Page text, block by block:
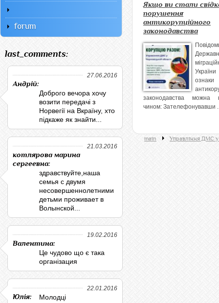
Якщо ви стали
порушення
антикорупційного
законодавства
ознаки
законодавства можна
чином: Зателефонувавши
main Управління ДМС у
forum
last_comments:
27.06.2016
Андрій:
Доброго вечора хочу
возити передачі з
Норвегії на Вкраїну, хто
підкаже як знайти...
21.03.2016
котлярова марина
сергеевна:
здравствуйте,наша
семья с двумя
несовершеннолетними
детьми проживает в
Волынской...
19.02.2016
Валентина:
Це чудово що є така
організация
22.01.2016
Юлія: Молодці